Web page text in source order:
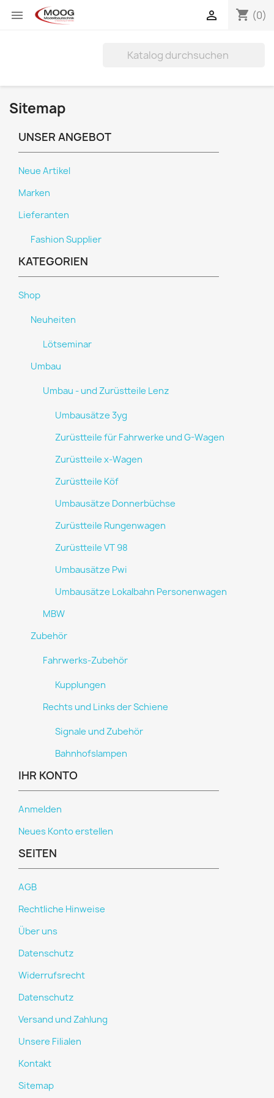
 shopping_cart (0)

Sitemap
UNSER ANGEBOT
Neue Artikel
Marken
Lieferanten
Fashion Supplier
KATEGORIEN
Shop
Neuheiten
Lötseminar
Umbau
Umbau - und Zurüstteile Lenz
Umbausätze 3yg
Zurüstteile für Fahrwerke und G-Wagen
Zurüstteile x-Wagen
Zurüstteile Köf
Umbausätze Donnerbüchse
Zurüstteile Rungenwagen
Zurüstteile VT 98
Umbausätze Pwi
Umbausätze Lokalbahn Personenwagen
MBW
Zubehör
Fahrwerks-Zubehör
Kupplungen
Rechts und Links der Schiene
Signale und Zubehör
Bahnhofslampen
IHR KONTO
Anmelden
Neues Konto erstellen
SEITEN
AGB
Rechtliche Hinweise
Über uns
Datenschutz
Widerrufsrecht
Datenschutz
Versand und Zahlung
Unsere Filialen
Kontakt
Sitemap